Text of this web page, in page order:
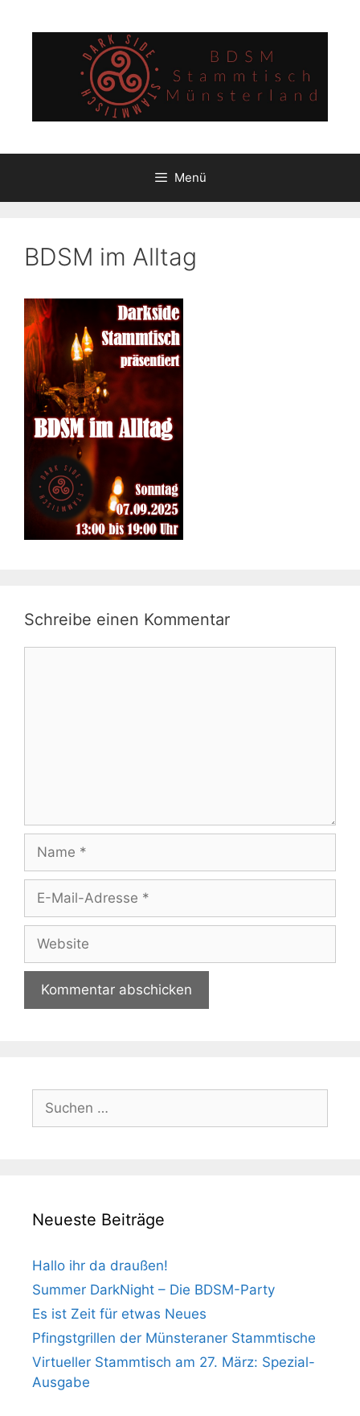
Inhalt
Menü
BDSM im Alltag
Schreibe einen Kommentar
Name
Adresse
Website
Suchen
nach:
Neueste Beiträge
Hallo ihr da draußen!
Summer DarkNight – Die BDSM-Party
Es ist Zeit für etwas Neues
Pfingstgrillen der Münsteraner Stammtische
Virtueller Stammtisch am 27. März: Spezial-
Ausgabe